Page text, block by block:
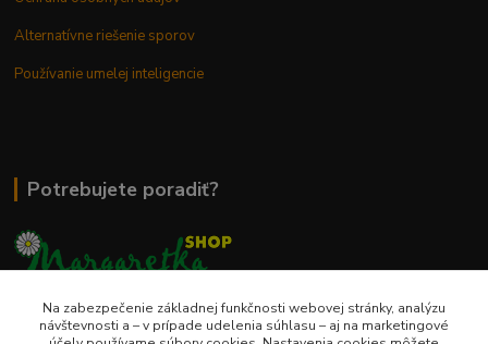
Alternatívne riešenie sporov
Používanie umelej inteligencie
Potrebujete poradiť?
0948 236 042
Na zabezpečenie základnej funkčnosti webovej stránky, analýzu
návštevnosti a – v prípade udelenia súhlasu – aj na marketingové